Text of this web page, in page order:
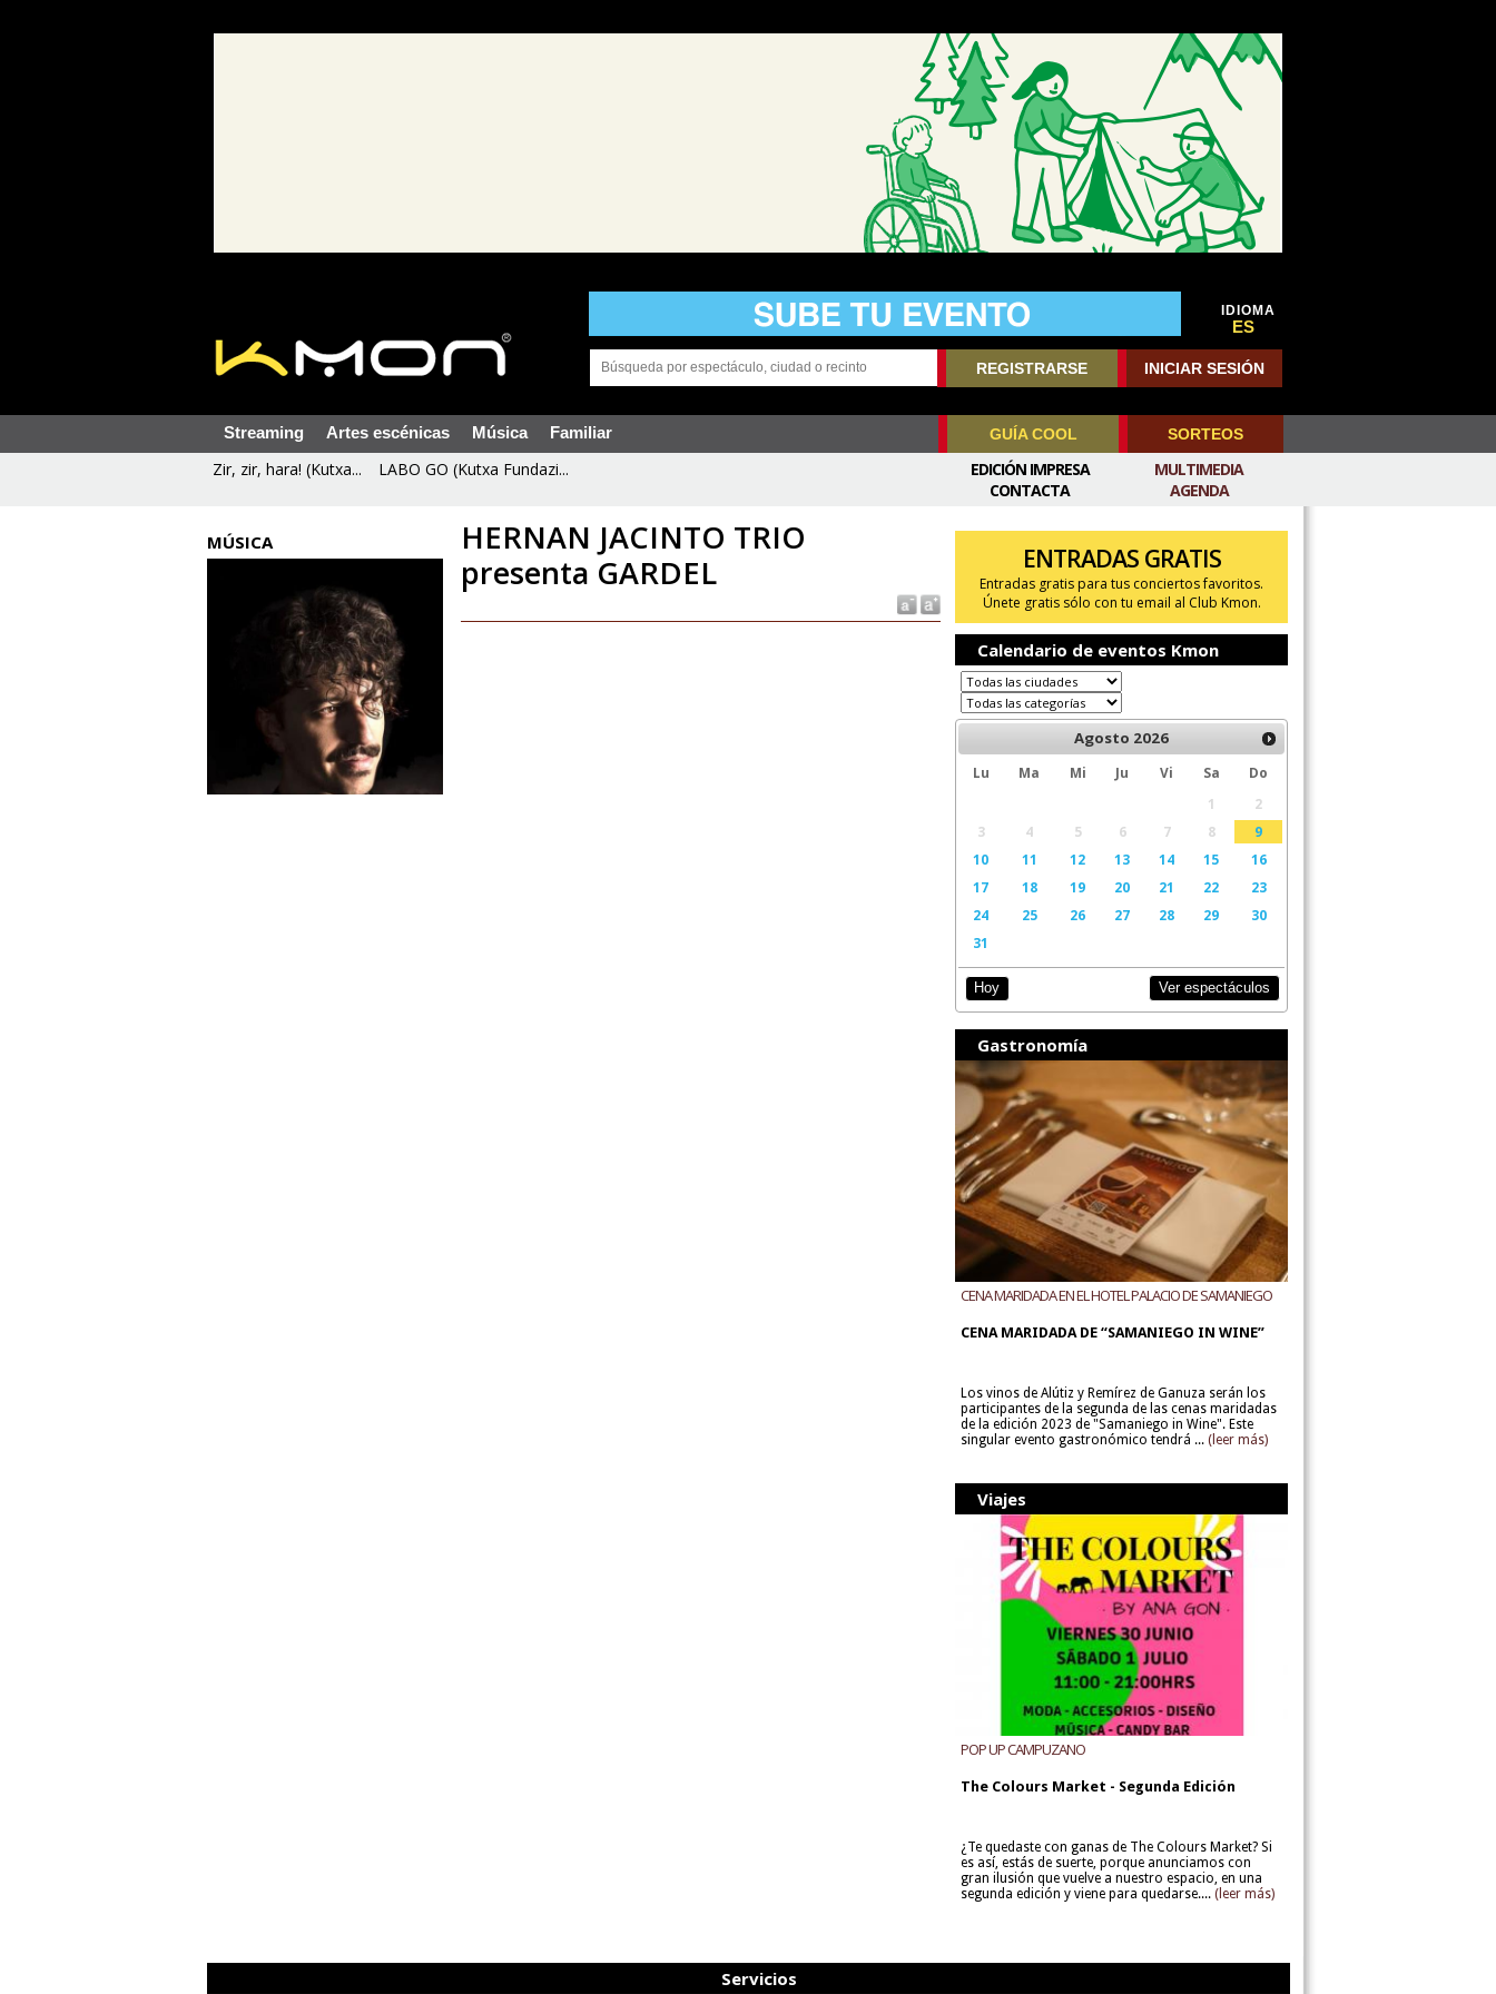
IDIOMA
ES
REGISTRARSE INICIAR SESIÓN
Streaming Artes escénicas Música Familiar GUÍA COOL SORTEOS
Zir, zir, hara! (Kutxa... LABO GO (Kutxa Fundazi...
MULTIMEDIA
AGENDA
EDICIÓN IMPRESA
CONTACTA
MÚSICA
HERNAN JACINTO TRIO
presenta GARDEL
ENTRADAS GRATIS
Entradas gratis para tus conciertos favoritos.
Únete gratis sólo con tu email al Club Kmon.
Calendario de eventos Kmon
Agosto 2026
Lu Ma Mi Ju Vi Sa
Do
1
2
3
4 5 6 7 8
9
10
11 12 13 14 15
16
17
18 19 20 21 22
23
24
25 26 27 28 29
30
31
Hoy Ver espectáculos
Gastronomía
CENA MARIDADA EN EL HOTEL PALACIO DE SAMANIEGO
CENA MARIDADA DE “SAMANIEGO IN WINE”
Los vinos de Alútiz y Remírez de Ganuza serán los
participantes de la segunda de las cenas maridadas
de la edición 2023 de "Samaniego in Wine". Este
singular evento gastronómico tendrá ... (leer más)
Viajes
POP UP CAMPUZANO
The Colours Market - Segunda Edición
¿Te quedaste con ganas de The Colours Market? Si
es así, estás de suerte, porque anunciamos con
gran ilusión que vuelve a nuestro espacio, en una
segunda edición y viene para quedarse.... (leer más)
Servicios